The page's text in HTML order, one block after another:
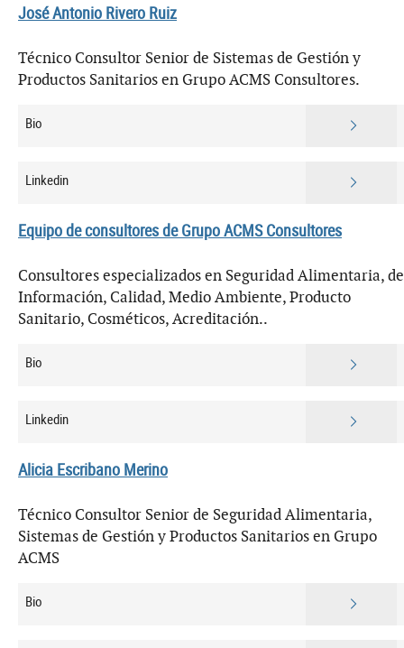
José Antonio Rivero Ruiz
Técnico Consultor Senior de Sistemas de Gestión y
Productos Sanitarios en Grupo ACMS Consultores.
Bio
Linkedin
Equipo de consultores de Grupo ACMS Consultores
Consultores especializados en Seguridad Alimentaria, de
Información, Calidad, Medio Ambiente, Producto
Sanitario, Cosméticos, Acreditación..
Bio
Linkedin
Alicia Escribano Merino
Técnico Consultor Senior de Seguridad Alimentaria,
Sistemas de Gestión y Productos Sanitarios en Grupo
ACMS
Bio